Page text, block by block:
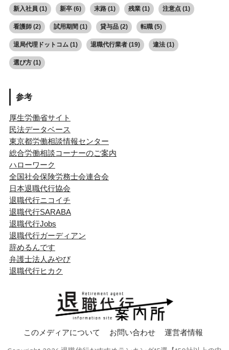
新入社員 (1) 新卒(6) 末路(1) 残業(1) 注意点(1)
看護師(2) 試用期間 (1) 貸与品(2) 転職(5)
退局代理ドットコム(1) 退職代行業者(19) 違法(1)
選び方(1)
参考
厚生労働省サイト
民法データベース
東京都労働相談情報センター
総合労働相談コーナーのご案内
ハローワーク
全国社会保険労務士会連合会
日本退職代行協会
退職代行ニコイチ
退職代行SARABA
退職代行Jobs
退職代行ガーディアン
辞めるんです
弁護士法人みやび
退職代行ヒカク
このメディアについて お問い合わせ 運営者情報